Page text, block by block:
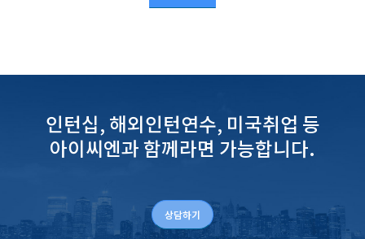
인턴십, 해외인턴연수, 미국취업 등
아이씨엔과 함께라면 가능합니다.
상담하기